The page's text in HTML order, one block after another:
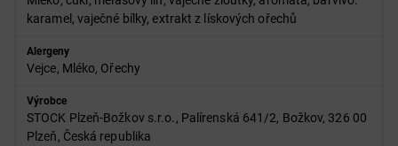
karamel, vaječné bílky, extrakt z lískových ořechů
Alergeny
Vejce, Mléko, Ořechy
Výrobce
STOCK Plzeň-Božkov s.r.o., Palírenská 641/2, Božkov, 326 00
Plzeň, Česká republika